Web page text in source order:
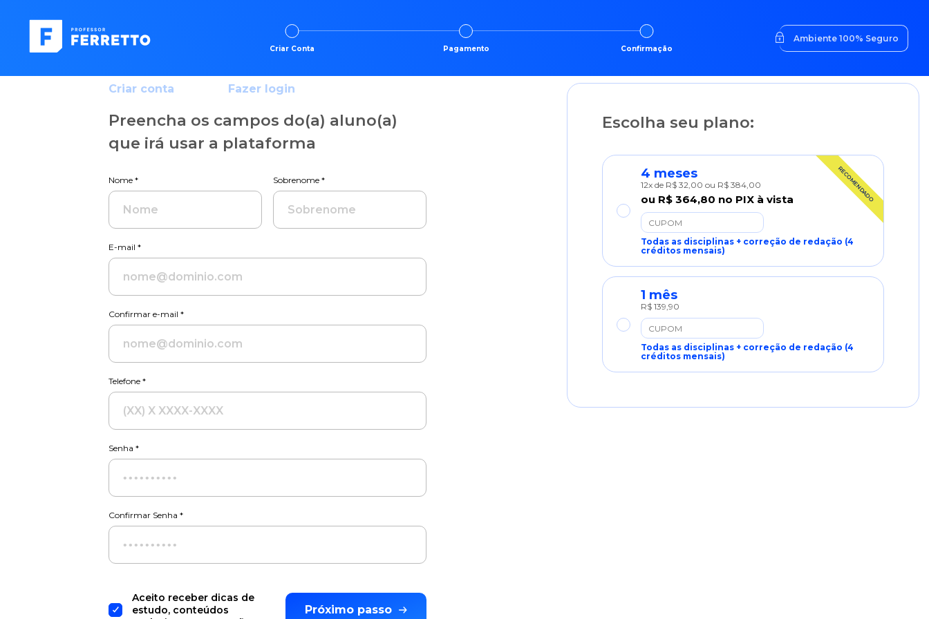
Criar Conta Pagamento Confirmação
Ambiente 100% Seguro
Criar conta Fazer login
Preencha os campos do(a) aluno(a)
que irá usar a plataforma
Nome * Sobrenome *
E-mail *
Confirmar e-mail *
Telefone *
Senha *
Confirmar Senha *
Aceito receber dicas de
estudo, conteúdos
Próximo passo
Escolha seu plano:
RECOMENDADO
4 meses
12x de R$ 32,00 ou R$ 384,00
ou R$ 364,80 no PIX à vista
Todas as disciplinas + correção de redação (4
créditos mensais)
1 mês
R$ 139,90
Todas as disciplinas + correção de redação (4
créditos mensais)